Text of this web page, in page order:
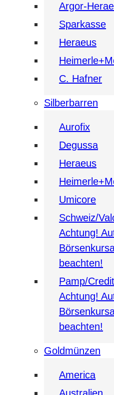
Argor-
Sparkasse
Heraeus
C. Hafner
Silberbarren
Aurofix
Degussa
Heraeus
Umicore
Schweiz/
Achtung!
beachten!
Pamp/
Achtung!
beachten!
Goldmünzen
America